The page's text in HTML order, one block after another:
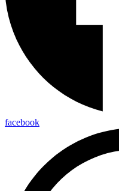
facebook